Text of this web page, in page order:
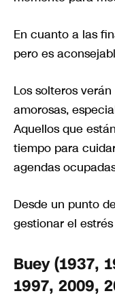
En cuanto a las
pero es
Los solteros
amorosas,
Aquellos que
tiempo para
agendas
Desde un punto
gestionar el
Buey (1937,
1997, 2009,